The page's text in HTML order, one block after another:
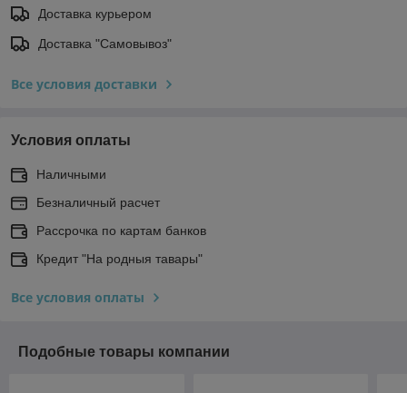
Доставка курьером
Доставка "Самовывоз"
Все условия доставки
Условия оплаты
Наличными
Безналичный расчет
Рассрочка по картам банков
Кредит "На родныя тавары"
Все условия оплаты
Подобные товары компании